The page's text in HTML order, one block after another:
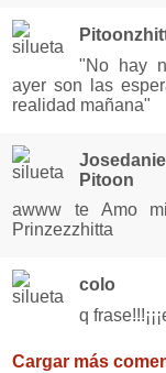
"No hay
ayer son las
realidad mañana"
Pitoon
awww te Amo
Prinzezzhitta
colo
q
Cargar más